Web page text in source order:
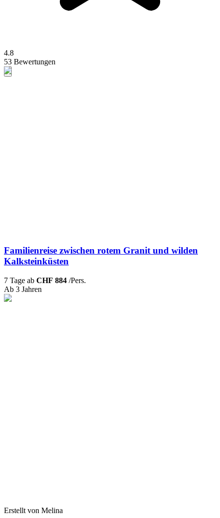
4.8
53 Bewertungen
Familienreise zwischen rotem Granit und wilden
Kalksteinküsten
7 Tage ab CHF 884 /Pers.
Ab 3 Jahren
Erstellt von Melina